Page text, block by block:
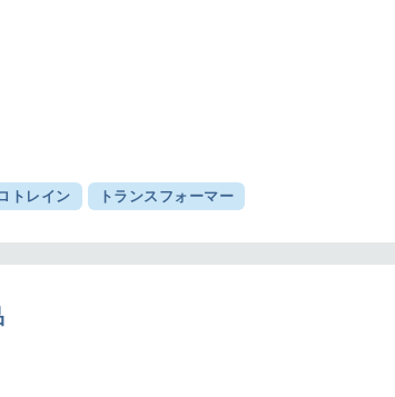
トレイン トランスフォーマー